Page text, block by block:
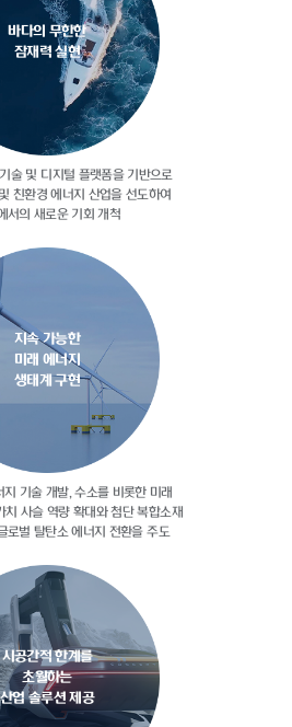
바다의 무한한
잠재력 실현
술 및 디지털 플랫폼을 기반으로
친환경 에너지 산업을 선도하여
서의 새로운 기회 개척
지속 가능한
미래 에너지
생태계 구현
지 기술 개발, 수소를 비롯한 미래
치 사슬 역량 확대와 첨단 복합소재
로벌 탈탄소 에너지 전환을 주도
시공간적 한계를
초월하는
산업 솔루션 제공